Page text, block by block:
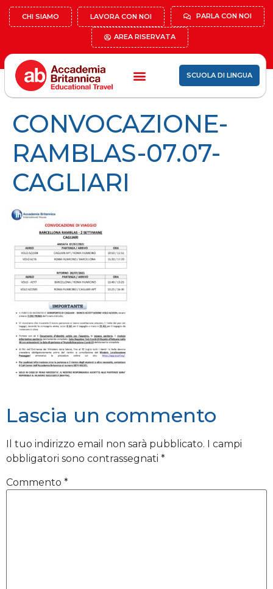
CHI SIAMO LAVORA CON NOI PARLA CON NOI
AREA RISERVATA
SCUOLA DI LINGUA
CONVOCAZIONE-
RAMBLAS-07.07-
CAGLIARI
Lascia un commento
Il tuo indirizzo email non sarà pubblicato. I campi
obbligatori sono contrassegnati *
Commento *